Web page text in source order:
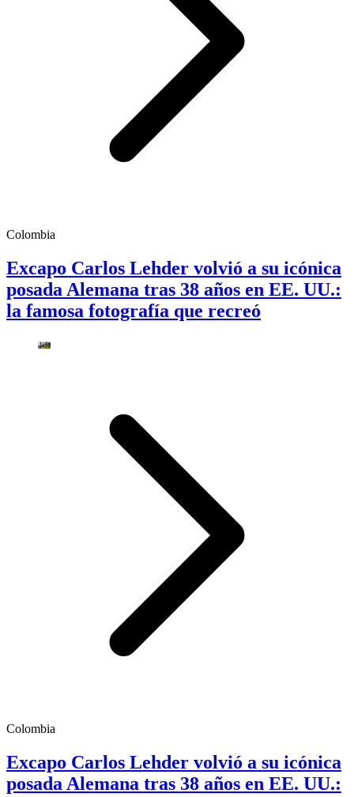
Colombia
Excapo Carlos Lehder volvió a su icónica
posada Alemana tras 38 años en EE. UU.:
la famosa fotografía que recreó
Colombia
Excapo Carlos Lehder volvió a su icónica
posada Alemana tras 38 años en EE. UU.: